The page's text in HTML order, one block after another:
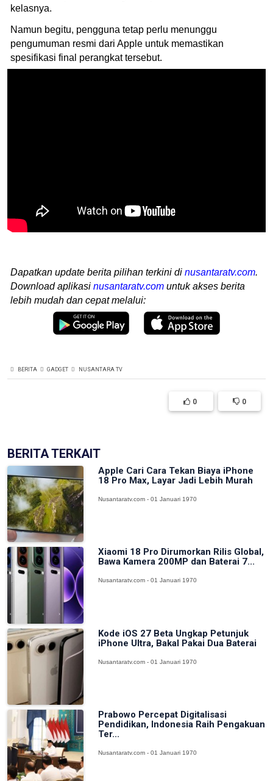
kelasnya.
Namun begitu, pengguna tetap perlu menunggu
pengumuman resmi dari Apple untuk memastikan
spesifikasi final perangkat tersebut.
Dapatkan update berita pilihan terkini di nusantaratv.com.
Download aplikasi nusantaratv.com untuk akses berita
lebih mudah dan cepat melalui:
BERITA GADGET NUSANTARA TV
0 0
BERITA TERKAIT
Apple Cari Cara Tekan Biaya iPhone
18 Pro Max, Layar Jadi Lebih Murah
Nusantaratv.com - 01 Januari 1970
Xiaomi 18 Pro Dirumorkan Rilis Global,
Bawa Kamera 200MP dan Baterai 7...
Nusantaratv.com - 01 Januari 1970
Kode iOS 27 Beta Ungkap Petunjuk
iPhone Ultra, Bakal Pakai Dua Baterai
Nusantaratv.com - 01 Januari 1970
Prabowo Percepat Digitalisasi
Pendidikan, Indonesia Raih Pengakuan
Ter...
Nusantaratv.com - 01 Januari 1970